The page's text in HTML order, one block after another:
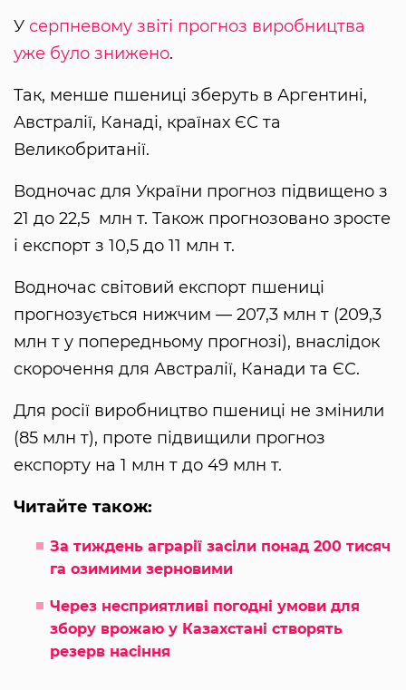
У серпневому звіті прогноз виробництва
уже було знижено.
Так, менше пшениці зберуть в Аргентині,
Австралії, Канаді, країнах ЄС та
Великобританії.
Водночас для України прогноз підвищено з
21 до 22,5 млн т. Також прогнозовано зросте
і експорт з 10,5 до 11 млн т.
Водночас світовий експорт пшениці
прогнозується нижчим — 207,3 млн т (209,3
млн т у попередньому прогнозі), внаслідок
скорочення для Австралії, Канади та ЄС.
Для росії виробництво пшениці не змінили
(85 млн т), проте підвищили прогноз
експорту на 1 млн т до 49 млн т.
Читайте також:
За тиждень аграрії засіли понад 200 тисяч
га озимими зерновими
Через несприятливі погодні умови для
збору врожаю у Казахстані створять
резерв насіння